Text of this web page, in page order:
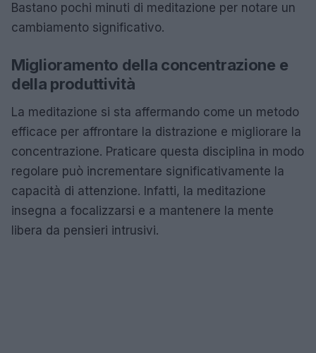
Bastano pochi minuti di meditazione per notare un
cambiamento significativo.
Miglioramento della concentrazione e
della produttività
La meditazione si sta affermando come un metodo
efficace per affrontare la distrazione e migliorare la
concentrazione. Praticare questa disciplina in modo
regolare può incrementare significativamente la
capacità di attenzione. Infatti, la meditazione
insegna a focalizzarsi e a mantenere la mente
libera da pensieri intrusivi.